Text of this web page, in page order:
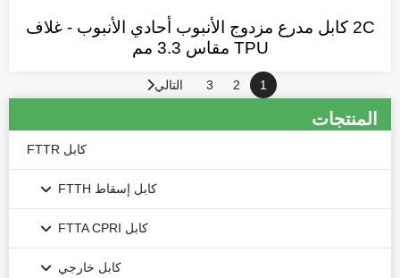
المنتجات
كابل FTTR
كابل إسقاط FTTH
كابل FTTA CPRI
كابل خارجي
2C كابل مدرع مزدوج الأنبوب أحادي الأنبوب - غلاف
TPU مقاس 3.3 مم
1
2
3 التالي